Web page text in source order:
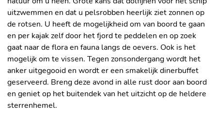
uitzwemmen en dat u pelsrobben heerlijk ziet zonnen op
de rotsen. U heeft de mogelijkheid om van boord te gaan
en per kajak zelf door het fjord te peddelen en op zoek
gaat naar de flora en fauna langs de oevers. Ook is het
mogelijk om te vissen. Tegen zonsondergang wordt het
anker uitgegooid en wordt er een smakelijk dinerbuffet
geserveerd. Breng deze avond in alle rust door aan boord
en geniet op het buitendek van het uitzicht op de heldere
sterrenhemel.